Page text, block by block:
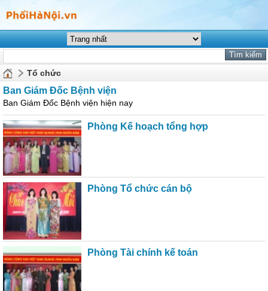
Tổ chức
Ban Giám Đốc Bệnh viện
Ban Giám Đốc Bệnh viện hiện nay
Phòng Kế hoạch tổng hợp
Phòng Tổ chức cán bộ
Phòng Tài chính kế toán